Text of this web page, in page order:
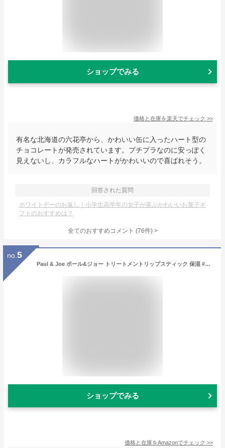
ショップでみる
価格と在庫を楽天でチェック >>
有名な北海道の六花亭から、かわいい缶に入ったハート型の
チョコレートが発売されています。プチプラなのに安っぽく
見えないし、カラフルなハートがかわいいので喜ばれそう。
回答された質問
ホワイトデーのお返し｜小学生高学年の女子が喜ぶかわいいお菓子ギ
フトのおすすめは？
全てのおすすめコメント (76件) >
no. 5
Paul & Joe ポール&ジョー トリートメントリップスティック 保湿 #401 レフィル リフィル
ショップでみる
価格と在庫をAmazonでチェック >>